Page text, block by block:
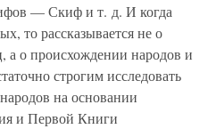
— Скиф и т. д. И когда
то рассказывается не о
а о происхождении народов и
строгим исследовать
на основании
и Первой Книги